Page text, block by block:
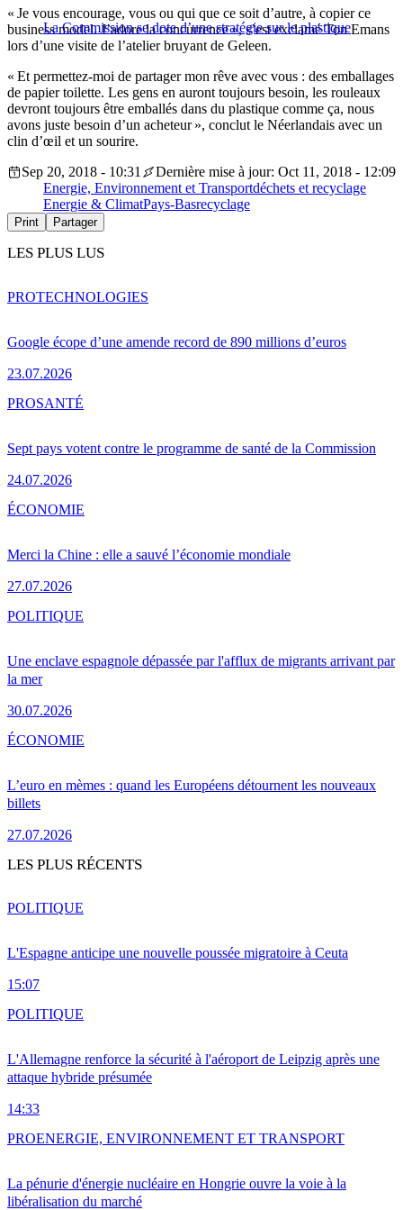
La Commission se dote d’une stratégie sur le plastique
« Je vous encourage, vous ou qui que ce soit d’autre, à copier ce
business model. J’adore la concurrence », s’est exclamé Ton Emans
lors d’une visite de l’atelier bruyant de Geleen.
« Et permettez-moi de partager mon rêve avec vous : des emballages
de papier toilette. Les gens en auront toujours besoin, les rouleaux
devront toujours être emballés dans du plastique comme ça, nous
avons juste besoin d’un acheteur », conclut le Néerlandais avec un
clin d’œil et un sourire.
Sep 20, 2018 - 10:31
Dernière mise à jour: Oct 11, 2018 - 12:09
Energie, Environnement et Transportdéchets et recyclage
Energie & ClimatPays-Basrecyclage
Print Partager
LES PLUS LUS
Google écope d’une amende record de 890 millions d’euros
23.07.2026
PROTECHNOLOGIES
Sept pays votent contre le programme de santé de la Commission
24.07.2026
PROSANTÉ
Merci la Chine : elle a sauvé l’économie mondiale
27.07.2026
ÉCONOMIE
Une enclave espagnole dépassée par l'afflux de migrants arrivant par
la mer
30.07.2026
POLITIQUE
L’euro en mèmes : quand les Européens détournent les nouveaux
billets
27.07.2026
ÉCONOMIE
LES PLUS RÉCENTS
L'Espagne anticipe une nouvelle poussée migratoire à Ceuta
15:07
POLITIQUE
L'Allemagne renforce la sécurité à l'aéroport de Leipzig après une
attaque hybride présumée
14:33
POLITIQUE
La pénurie d'énergie nucléaire en Hongrie ouvre la voie à la
libéralisation du marché
PROENERGIE, ENVIRONNEMENT ET TRANSPORT